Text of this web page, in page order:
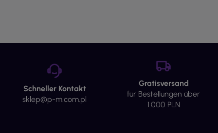
Schneller Kontakt
sklep@p-m.com.pl
Gratisversand
für Bestellungen über
1.000 PLN